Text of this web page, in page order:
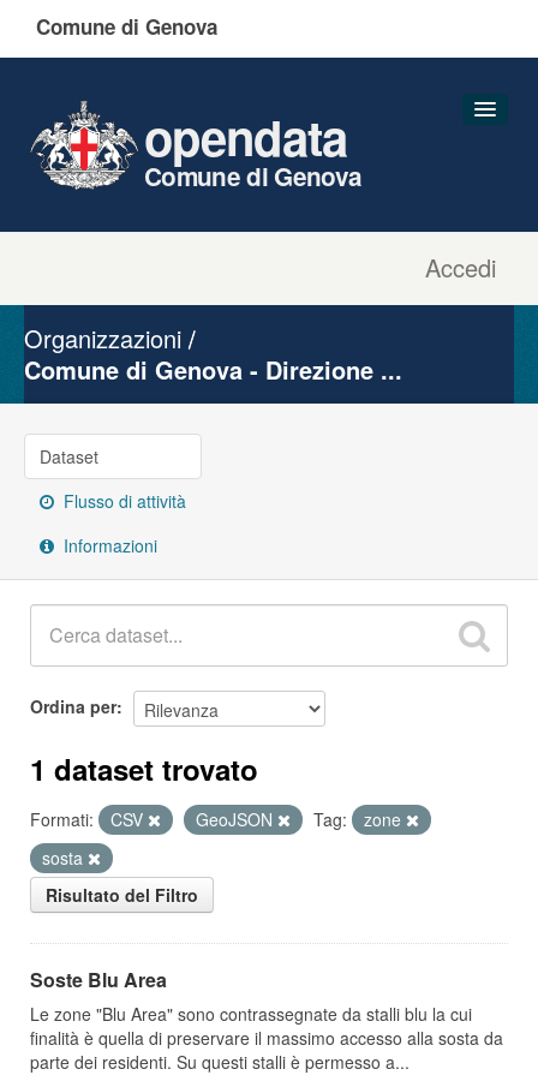
Comune di Genova
Accedi
opendata
Comune di Genova
Gruppi
Organizzazioni
Comune di Genova - Direzione ...
Dataset
Flusso di attività
Informazioni
Ordina per
1 dataset trovato
Formati: CSV GeoJSON Tag:
zone
sosta
Risultato del Filtro
Soste Blu Area
Le zone "Blu Area" sono contrassegnate da stalli blu la cui
finalità è quella di preservare il massimo accesso alla sosta da
parte dei residenti. Su questi stalli è permesso a...